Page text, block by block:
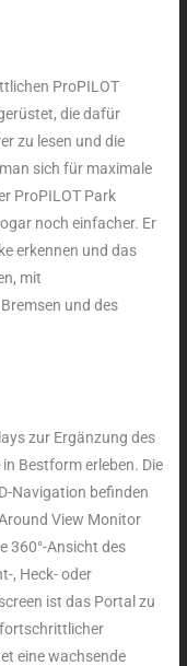
ProPILOT
die dafür
zu lesen und die
sich für maximale
ProPILOT Park
noch einfacher. Er
erkennen und das
mit
und des
zur Ergänzung des
Bestform erleben. Die
Navigation befinden
View Monitor
360°-Ansicht des
, Heck- oder
ist das Portal zu
eine wachsende